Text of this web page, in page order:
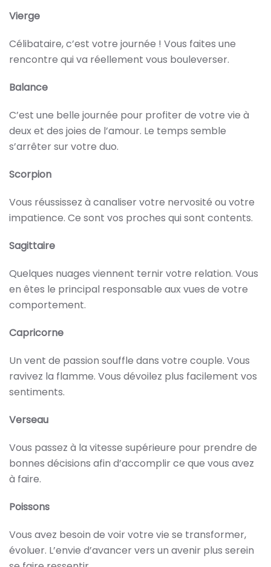
Vierge
Célibataire, c’est votre journée ! Vous faites une
rencontre qui va réellement vous bouleverser.
Balance
C’est une belle journée pour profiter de votre vie à
deux et des joies de l’amour. Le temps semble
s’arrêter sur votre duo.
Scorpion
Vous réussissez à canaliser votre nervosité ou votre
impatience. Ce sont vos proches qui sont contents.
Sagittaire
Quelques nuages viennent ternir votre relation. Vous
en êtes le principal responsable aux vues de votre
comportement.
Capricorne
Un vent de passion souffle dans votre couple. Vous
ravivez la flamme. Vous dévoilez plus facilement vos
sentiments.
Verseau
Vous passez à la vitesse supérieure pour prendre de
bonnes décisions afin d’accomplir ce que vous avez
à faire.
Poissons
Vous avez besoin de voir votre vie se transformer,
évoluer. L’envie d’avancer vers un avenir plus serein